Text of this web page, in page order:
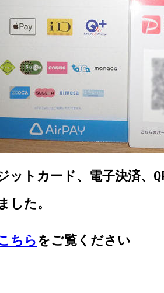
ットカード、電子決済、
した。
ちらをご覧ください